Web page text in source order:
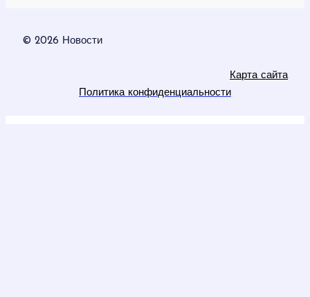
© 2026 Новости
Карта сайта
Политика конфиденциальности